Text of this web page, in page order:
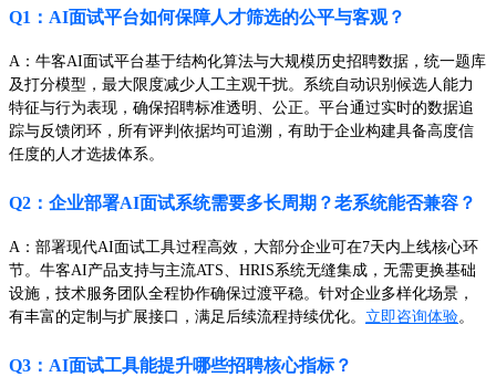
Q1：AI面试平台如何保障人才筛选的公平与客观？
A：牛客AI面试平台基于结构化算法与大规模历史招聘数据，统一题库
及打分模型，最大限度减少人工主观干扰。系统自动识别候选人能力
特征与行为表现，确保招聘标准透明、公正。平台通过实时的数据追
踪与反馈闭环，所有评判依据均可追溯，有助于企业构建具备高度信
任度的人才选拔体系。
Q2：企业部署AI面试系统需要多长周期？老系统能否兼容？
A：部署现代AI面试工具过程高效，大部分企业可在7天内上线核心环
节。牛客AI产品支持与主流ATS、HRIS系统无缝集成，无需更换基础
设施，技术服务团队全程协作确保过渡平稳。针对企业多样化场景，
有丰富的定制与扩展接口，满足后续流程持续优化。 立即咨询体验。
Q3：AI面试工具能提升哪些招聘核心指标？